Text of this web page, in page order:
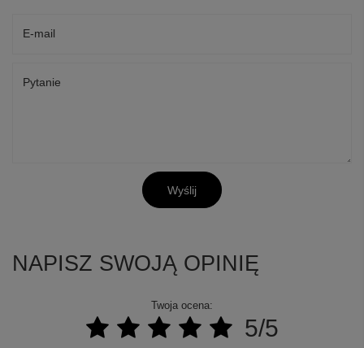
E-mail
Pytanie
Wyślij
NAPISZ SWOJĄ OPINIĘ
Twoja ocena:
5/5